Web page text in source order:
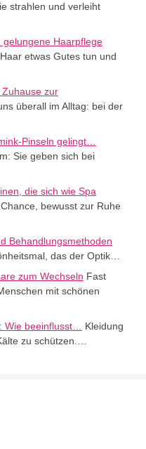
strahlen und verleiht
gelungene Haarpflege
etwas Gutes tun und
zur
überall im Alltag: bei der
Pinseln gelingt…
Sie geben sich bei
die sich wie Spa
bewusst zur Ruhe
Behandlungsmethoden
das der Optik…
zum Wechseln Fast
mit schönen
Wie beeinflusst…
Kleidung
zu schützen.…